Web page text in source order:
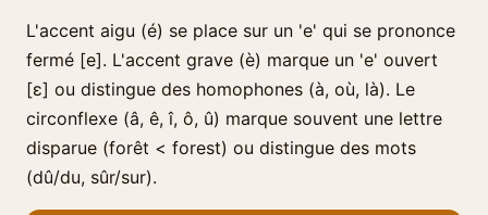
L'accent aigu (é) se place sur un 'e' qui se prononce
fermé [e]. L'accent grave (è) marque un 'e' ouvert
[ɛ] ou distingue des homophones (à, où, là). Le
circonflexe (â, ê, î, ô, û) marque souvent une lettre
disparue (forêt < forest) ou distingue des mots
(dû/du, sûr/sur).